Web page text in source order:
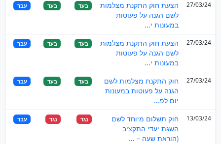
27/03/24
הצעת חוק התקנת מצלמות
לשם הגנה על פעוטות
במעונות י...
בעד בעד עבר
27/03/24
הצעת חוק התקנת מצלמות
לשם הגנה על פעוטות
במעונות י...
בעד בעד עבר
27/03/24
חוק התקנת מצלמות לשם
הגנה על פעוטות במעונות
יום לפ...
בעד בעד עבר
13/03/24
חוק תשלום מיוחד לשם
השגת יעדי התקציב
(הוראת שעה – ...
נגד נגד עבר